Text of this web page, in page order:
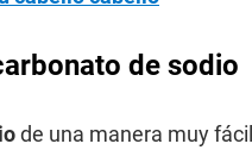
de sodio
de una manera muy